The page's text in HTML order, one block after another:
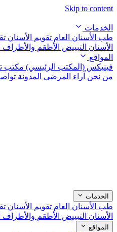
Skip to content
الخدمات
طب الأسنان العام تقويم الأسنان
الأسنان التبييض الأطقم والأطراف
المواقع
فينيكس (المكتب الرئيسي) مكتب
من نحن آراء المرضى المدونة
الخدمات
طب الأسنان العام تقويم الأسنان
الأسنان التبييض الأطقم والأطراف
المواقع